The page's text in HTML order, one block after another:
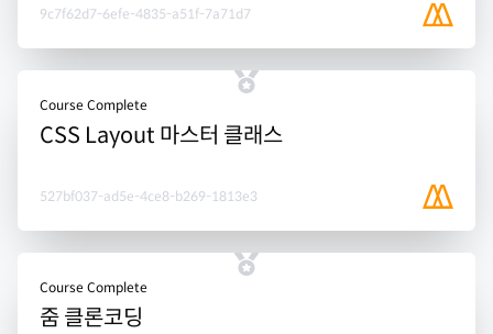
9c7f62d7-6efe-4835-a51f-7a71d7
Course Complete
CSS Layout 마스터 클래스
527bf037-ad5e-4ce8-b269-1813e3
Course Complete
줌 클론코딩